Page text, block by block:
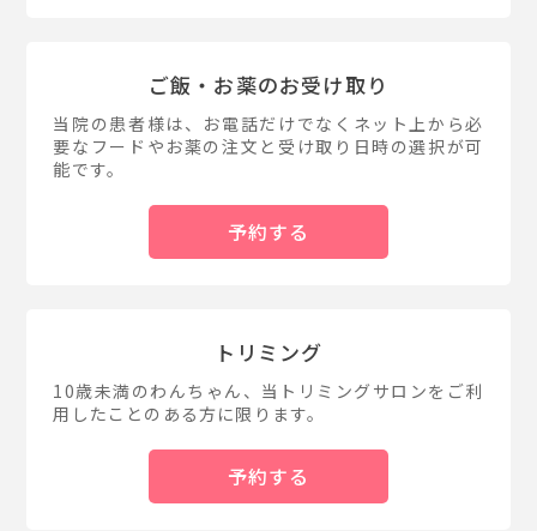
ご飯・お薬のお受け取り
当院の患者様は、お電話だけでなくネット上から必
要なフードやお薬の注文と受け取り日時の選択が可
能です。
予約する
トリミング
10歳未満のわんちゃん、当トリミングサロンをご利
用したことのある方に限ります。
予約する